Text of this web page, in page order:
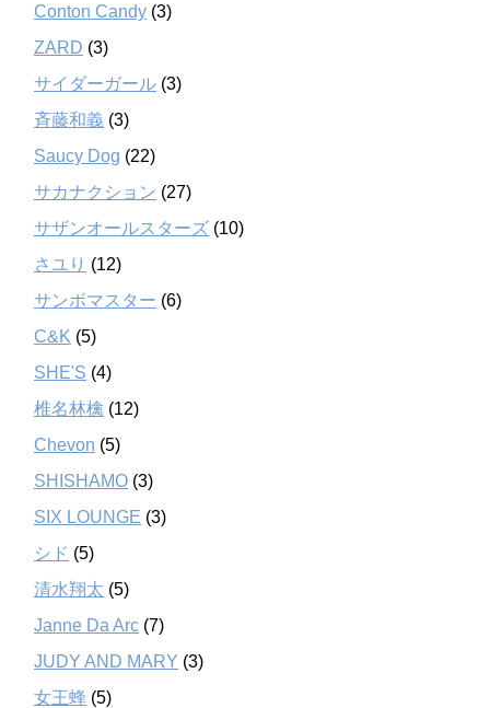
Conton Candy (3)
ZARD (3)
サイダーガール (3)
斉藤和義 (3)
Saucy Dog (22)
サカナクション (27)
サザンオールスターズ (10)
さユり (12)
サンボマスター (6)
C&K (5)
SHE'S (4)
椎名林檎 (12)
Chevon (5)
SHISHAMO (3)
SIX LOUNGE (3)
シド (5)
清水翔太 (5)
Janne Da Arc (7)
JUDY AND MARY (3)
女王蜂 (5)